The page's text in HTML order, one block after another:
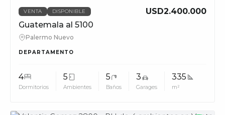
VENTA DISPONIBLE
USD2.400.000
Guatemala al 5100
Palermo Nuevo
DEPARTAMENTO
4
Dormitorios
5
Ambientes
5
Baños
3
Garages
335
m²